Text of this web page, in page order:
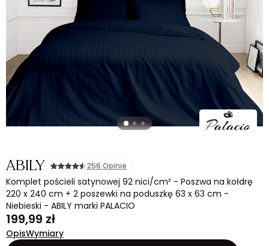
ABILY 256 Opinie
Komplet pościeli satynowej 92 nici/cm² - Poszwa na kołdrę
220 x 240 cm + 2 poszewki na poduszkę 63 x 63 cm -
Niebieski - ABILY marki PALACIO
199,99 zł
OpisWymiary